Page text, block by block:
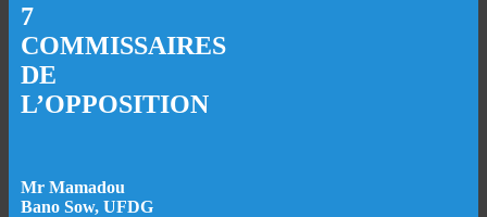
7
COMMISSAIRES
DE
L’OPPOSITION
Mr Mamadou
Bano Sow, UFDG